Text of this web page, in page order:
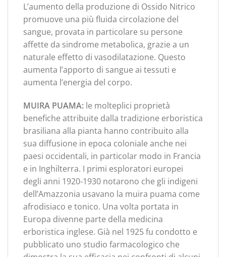
L’aumento della produzione di Ossido Nitrico
promuove una più fluida circolazione del
sangue, provata in particolare su persone
affette da sindrome metabolica, grazie a un
naturale effetto di vasodilatazione. Questo
aumenta l’apporto di sangue ai tessuti e
aumenta l’energia del corpo.
MUIRA PUAMA: le molteplici proprietà
benefiche attribuite dalla tradizione erboristica
brasiliana alla pianta hanno contribuito alla
sua diffusione in epoca coloniale anche nei
paesi occidentali, in particolar modo in Francia
e in Inghilterra. I primi esploratori europei
degli anni 1920-1930 notarono che gli indigeni
dell’Amazzonia usavano la muira puama come
afrodisiaco e tonico. Una volta portata in
Europa divenne parte della medicina
erboristica inglese. Già nel 1925 fu condotto e
pubblicato uno studio farmacologico che